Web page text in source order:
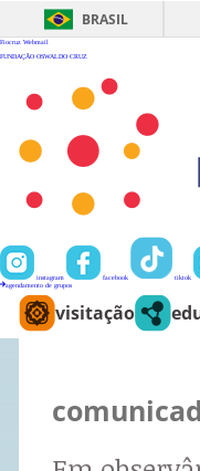
BRASIL
Fiocruz Webmail
FUNDAÇÃO OSWALDO CRUZ
instagram facebook tiktok
agendamento de grupos
visitação